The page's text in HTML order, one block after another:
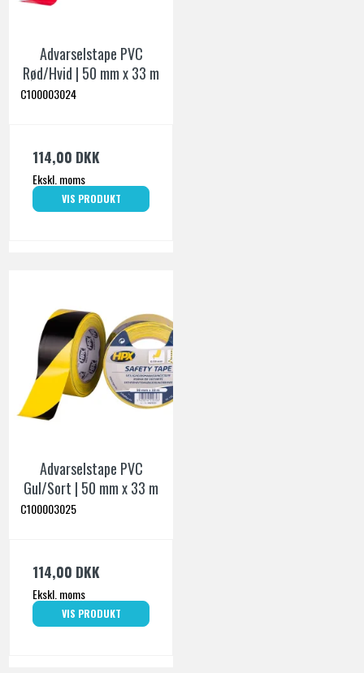
Advarselstape PVC
Rød/Hvid | 50 mm x 33 m
C100003024
114,00 DKK
Ekskl. moms
VIS PRODUKT
Advarselstape PVC
Gul/Sort | 50 mm x 33 m
C100003025
114,00 DKK
Ekskl. moms
VIS PRODUKT